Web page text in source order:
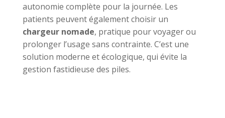
autonomie complète pour la journée. Les
patients peuvent également choisir un
chargeur nomade, pratique pour voyager ou
prolonger l’usage sans contrainte. C’est une
solution moderne et écologique, qui évite la
gestion fastidieuse des piles.